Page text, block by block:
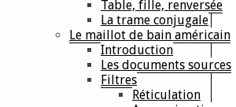
Table, fille, renversée
La trame conjugale
Le maillot de bain américain
Introduction
Les documents sources
Filtres
Réticulation